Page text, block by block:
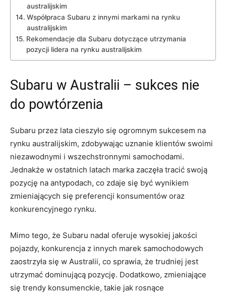
australijskim
Współpraca Subaru⁤ z innymi ⁢markami ‍na​ rynku
australijskim
Rekomendacje⁣ dla Subaru dotyczące utrzymania
⁣pozycji lidera na⁢ rynku australijskim
Subaru w ⁢Australii –‌ sukces nie
do powtórzenia
Subaru przez ‌lata cieszyło się ogromnym sukcesem na
rynku australijskim, zdobywając uznanie ⁣klientów⁣ swoimi
niezawodnymi i wszechstronnymi samochodami. ​
Jednakże w ostatnich latach‍ marka zaczęła ⁢tracić swoją
pozycję na ‍antypodach, co zdaje się być wynikiem
⁤zmieniających się preferencji konsumentów‌ oraz
konkurencyjnego rynku.
Mimo tego, że⁣ Subaru⁢ nadal oferuje wysokiej jakości‌
pojazdy, konkurencja z innych marek samochodowych
zaostrzyła się w Australii, co sprawia, że trudniej ​jest
utrzymać dominującą pozycję. Dodatkowo, zmieniające‍
się trendy ⁢konsumenckie, takie jak ‍rosnące